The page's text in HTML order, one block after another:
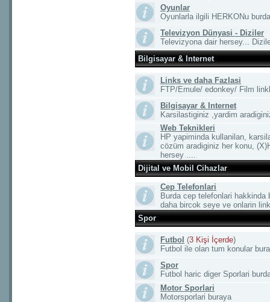
Oyunlar
Oyunlarla ilgili HERKONu burda
Televizyon Dünyasi - Diziler
Televizyona dair hersey...
Bilgisayar & Internet
Links ve daha Fazlasi
FTP/Emule/ edonkey/ Film
Bilgisayar & Internet
Karsilastiginiz ,yardim
Web Teknikleri
HP yapiminda kullanilan,
cözüm aradiginiz her konu,
hersey ....
Dijital ve Mobil Cihazlar
Cep Telefonlari
Burda cep telefonlari hakkinda
daha bircok seye ve onlarin
Spor
Futbol (3 Kişi İçerde)
Futbol ile olan tum konular
Spor
Futbol haric diger Sporlari
Motor Sporlari
Motorsporlari buraya